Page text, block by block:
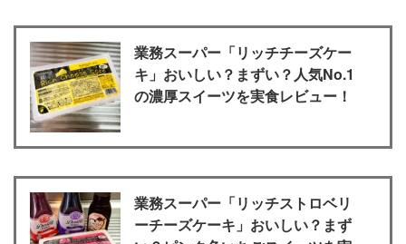
業務スーパー「リッチチーズケー
キ」おいしい？まずい？人気No.1
の濃厚スイーツを実食レビュー！
業務スーパー「リッチストロベリ
ーチーズケーキ」おいしい？まず